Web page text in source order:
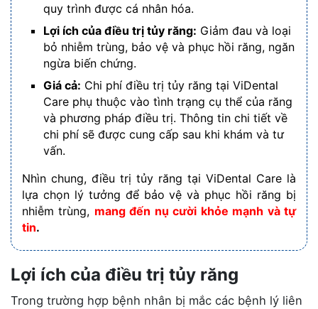
quy trình được cá nhân hóa.
Lợi ích của điều trị tủy răng: Giảm đau và loại
bỏ nhiễm trùng, bảo vệ và phục hồi răng, ngăn
ngừa biến chứng.
Giá cả: Chi phí điều trị tủy răng tại ViDental
Care phụ thuộc vào tình trạng cụ thể của răng
và phương pháp điều trị. Thông tin chi tiết về
chi phí sẽ được cung cấp sau khi khám và tư
vấn.
Nhìn chung, điều trị tủy răng tại ViDental Care là
lựa chọn lý tưởng để bảo vệ và phục hồi răng bị
nhiễm trùng, mang đến nụ cười khỏe mạnh và tự
tin.
Lợi ích của điều trị tủy răng
Trong trường hợp bệnh nhân bị mắc các bệnh lý liên